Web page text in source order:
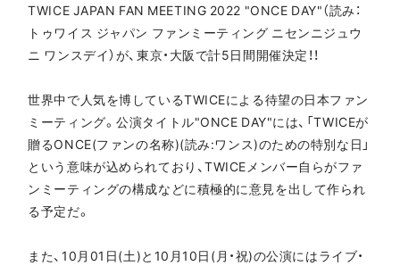
TWICE JAPAN FAN MEETING 2022 "ONCE DAY"（読み：
トゥワイス ジャパン ファンミーティング ニセンニジュウ
ニ ワンスデイ）が、東京・大阪で計5日間開催決定！！
世界中で人気を博しているTWICEによる待望の日本ファン
ミーティング。公演タイトル"ONCE DAY"には、「TWICEが
贈るONCE(ファンの名称)(読み:ワンス)のための特別な日」
という意味が込められており、TWICEメンバー自らがファ
ンミーティングの構成などに積極的に意見を出して作られ
る予定だ。
また、10月01日(土)と10月10日(月・祝)の公演にはライブ・